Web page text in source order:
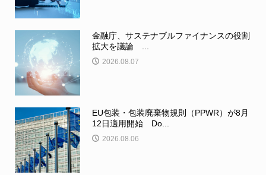
金融庁、サステナブルファイナンスの役割
拡大を議論 ...
2026.08.07
EU包装・包装廃棄物規則（PPWR）が8月
12日適用開始 Do...
2026.08.06